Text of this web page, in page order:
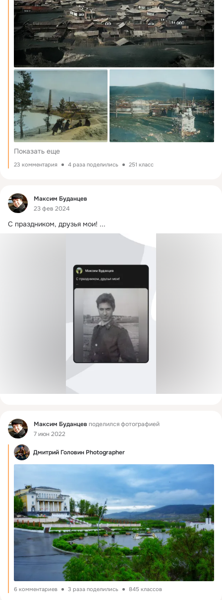
Показать еще
23 комментария 4 раза поделились 251 класс
Фид
Максим Буданцев
23 фев 2024
С праздником, друзья мои! ...
Фид Максим Буданцев поделился фотографией
7 июн 2022
Дмитрий Головин Photographer
6 комментариев 3 раза поделились 845 классов